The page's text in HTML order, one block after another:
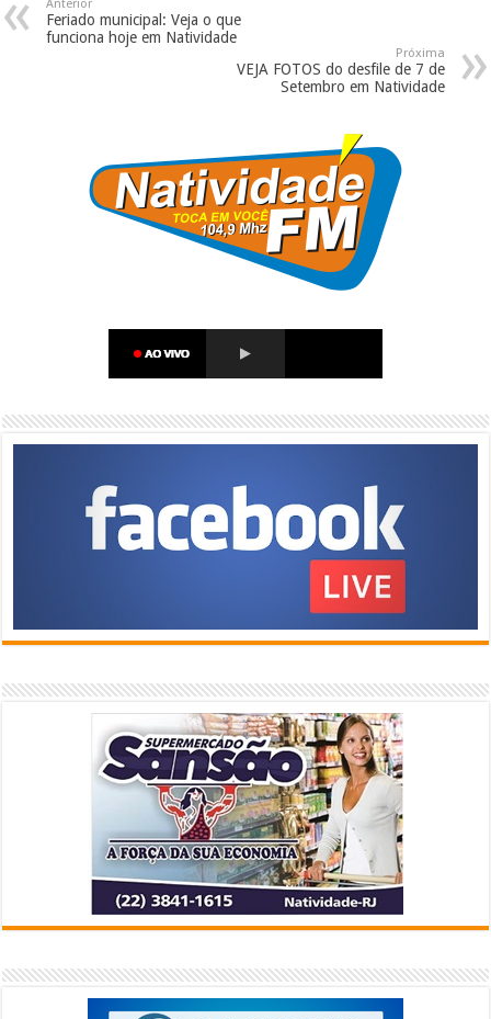
Anterior
Feriado municipal: Veja o que
funciona hoje em Natividade
Próxima
VEJA FOTOS do desfile de 7 de
Setembro em Natividade